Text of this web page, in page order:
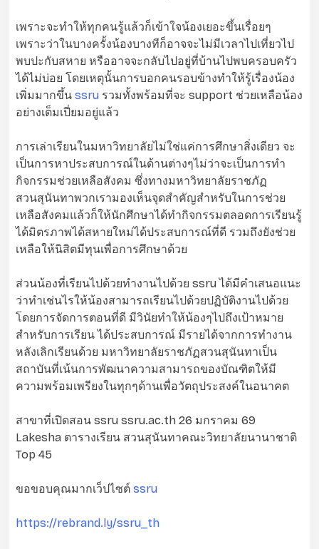
เพราะจะทำให้ทุกคนรู้แล้วก็เข้าใจน้องเยอะขึ้นเรื่อยๆ
เพราะว่าในบางครั้งน้องบางทีก็อาจจะไม่มีเวลาไปเที่ยวไป
พบปะกับสหาย หรืออาจจะกลับไปอยู่ที่บ้านไปพบครอบครัว
ได้ไม่บ่อย โดยเหตุนั้นการบอกคนรอบข้างทำให้รู้เรื่องน้อง
เพิ่มมากขึ้น ssru รวมทั้งพร้อมที่จะ support ช่วยเหลือน้อง
อย่างเต็มเปี่ยมอยู่แล้ว
การเล่าเรียนในมหาวิทยาลัยไม่ใช่แค่การศึกษาสิ่งเดียว จะ
เป็นการหาประสบการณ์ในด้านต่างๆไม่ว่าจะเป็นการทำ
กิจกรรมช่วยเหลือสังคม ซึ่งทางมหาวิทยาลัยราชภัฏ
สวนสุนันทาพวกเรามองเห็นจุดสำคัญสำหรับในการช่วย
เหลือสังคมแล้วก็ให้นักศึกษาได้ทำกิจกรรมตลอดการเรียนรู้
ได้มิตรภาพได้สหายใหม่ได้ประสบการณ์ที่ดี รวมถึงยังช่วย
เหลือให้นิสิตมีทุนเพื่อการศึกษาด้วย
ส่วนน้องที่เรียนไปด้วยทำงานไปด้วย ssru ได้มีคำเสนอแนะ
ว่าทำเช่นไรให้น้องสามารถเรียนไปด้วยปฏิบัติงานไปด้วย
โดยการจัดการตอนที่ดี มีวินัยทำให้น้องๆไปถึงเป้าหมาย
สำหรับการเรียน ได้ประสบการณ์ มีรายได้จากการทำงาน
หลังเลิกเรียนด้วย มหาวิทยาลัยราชภัฏสวนสุนันทาเป็น
สถาบันที่เน้นการพัฒนาความสามารถของบัณฑิตให้มี
ความพร้อมเพรียงในทุกๆด้านเพื่อวัตถุประสงค์ในอนาคต
สาขาที่เปิดสอน ssru ssru.ac.th 26 มกราคม 69
Lakesha ตารางเรียน สวนสุนันทาคณะวิทยาลัยนานาชาติ
Top 45
ขอขอบคุณมากเว็ปไซต์ ssru
https://rebrand.ly/ssru_th